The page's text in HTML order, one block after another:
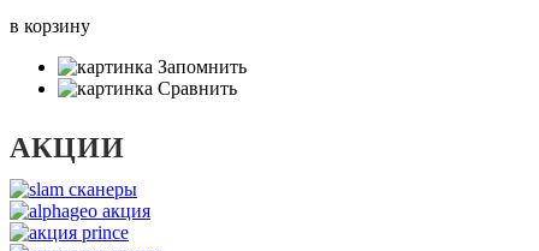
в корзину
Запомнить
Сравнить
АКЦИИ